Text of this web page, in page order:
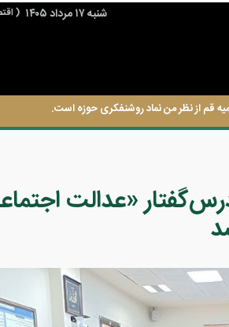
شنبه ۱۷ مرداد ۱۴۰۵ (
قم از نظر من نماد روشنفکری حوزه است.
«عدالت